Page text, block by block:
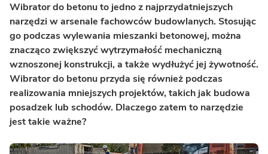
Wibrator do betonu to jedno z najprzydatniejszych
narzędzi w arsenale fachowców budowlanych. Stosując
go podczas wylewania mieszanki betonowej, można
znacząco zwiększyć wytrzymałość mechaniczną
wznoszonej konstrukcji, a także wydłużyć jej żywotność.
Wibrator do betonu przyda się również podczas
realizowania mniejszych projektów, takich jak budowa
posadzek lub schodów. Dlaczego zatem to narzędzie
jest takie ważne?